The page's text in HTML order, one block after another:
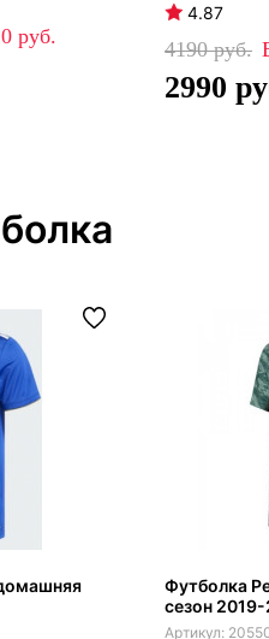
4.87
4190
2990
Футболка
сезон